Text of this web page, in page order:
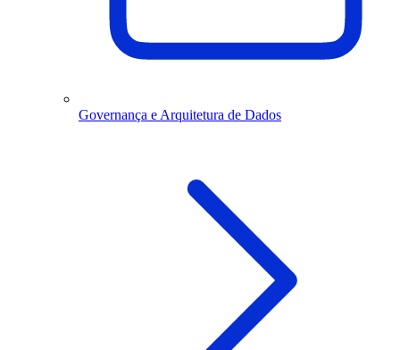
Governança e Arquitetura de Dados